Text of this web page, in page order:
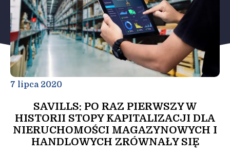
7 lipca 2020
SAVILLS: PO RAZ PIERWSZY W
HISTORII STOPY KAPITALIZACJI DLA
NIERUCHOMOŚCI MAGAZYNOWYCH I
HANDLOWYCH ZRÓWNAŁY SIĘ